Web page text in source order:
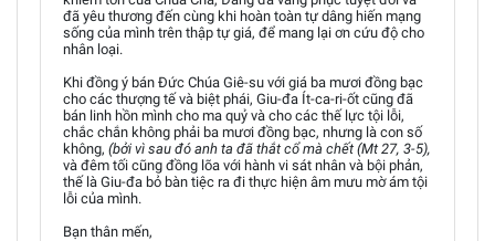
đã yêu thương đến cùng khi hoàn toàn tự dâng hiến mạng
sống của mình trên thập tự giá, để mang lại ơn cứu độ cho
nhân loại.
Khi đồng ý bán Đức Chúa Giê-su với giá ba mươi đồng bạc
cho các thượng tế và biệt phái, Giu-đa Ít-ca-ri-ốt cũng đã
bán linh hồn mình cho ma quỷ và cho các thế lực tội lỗi,
chắc chắn không phải ba mươi đồng bạc, nhưng là con số
không, (bởi vì sau đó anh ta đã thắt cổ mà chết (Mt 27, 3-5),
và đêm tối cũng đồng lõa với hành vi sát nhân và bội phản,
thế là Giu-đa bỏ bàn tiệc ra đi thực hiện âm mưu mờ ám tội
lỗi của mình.
Bạn thân mến,